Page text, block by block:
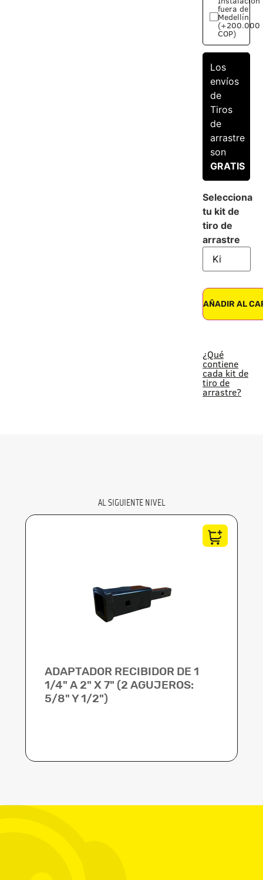
fuera de
Medellín
(+200.000
COP)
Los
envíos
de
Tiros
de
arrastre
son
GRATIS
Selecciona
tu kit de
tiro de
arrastre
AÑADIR AL
¿Qué
contiene
cada kit de
tiro de
arrastre?
AL SIGUIENTE NIVEL
ADAPTADOR RECIBIDOR DE 1
1/4" A 2" X 7" (2 AGUJEROS:
5/8" Y 1/2")